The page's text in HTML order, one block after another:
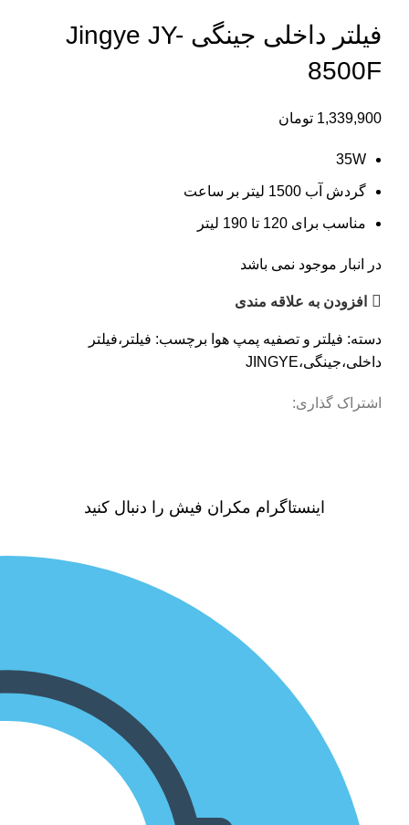
فیلتر داخلی جینگی Jingye JY-
8500F
1,339,900 تومان
35W
گردش آب 1500 لیتر بر ساعت
مناسب برای 120 تا 190 لیتر
در انبار موجود نمی باشد
افزودن به علاقه مندی
دسته: فیلتر و تصفیه پمپ هوا برچسب: فیلتر،فیلتر
داخلی،جینگی،JINGYE
اشتراک گذاری:
اینستاگرام مکران فیش را دنبال کنید